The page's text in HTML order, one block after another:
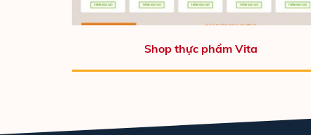
Shop thực phẩm Vita